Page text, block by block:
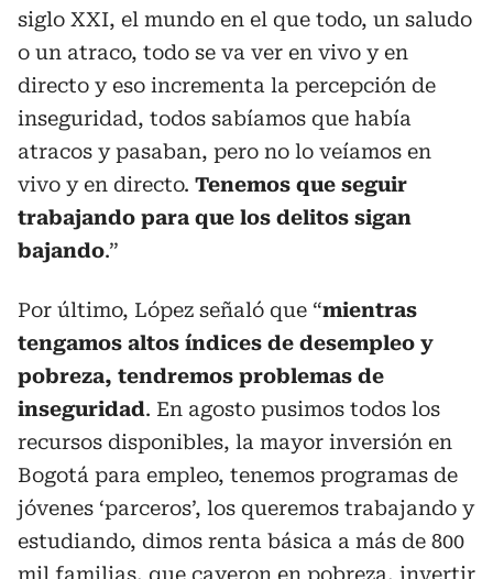
siglo XXI, el mundo en el que todo, un saludo
o un atraco, todo se va ver en vivo y en
directo y eso incrementa la percepción de
inseguridad, todos sabíamos que había
atracos y pasaban, pero no lo veíamos en
vivo y en directo. Tenemos que seguir
trabajando para que los delitos sigan
bajando.”
Por último, López señaló que “mientras
tengamos altos índices de desempleo y
pobreza, tendremos problemas de
inseguridad. En agosto pusimos todos los
recursos disponibles, la mayor inversión en
Bogotá para empleo, tenemos programas de
jóvenes ‘parceros’, los queremos trabajando y
estudiando, dimos renta básica a más de 800
mil familias, que cayeron en pobreza, invertir